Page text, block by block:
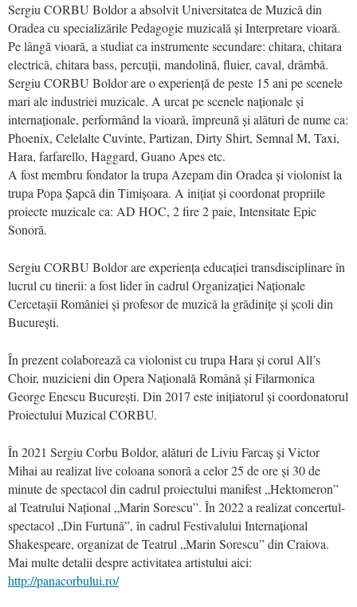
Sergiu CORBU Boldor a absolvit Universitatea de Muzică din
Oradea cu specializările Pedagogie muzicală și Interpretare vioară.
Pe lângă vioară, a studiat ca instrumente secundare: chitara, chitara
electrică, chitara bass, percuții, mandolină, fluier, caval, drâmbă.
Sergiu CORBU Boldor are o experiență de peste 15 ani pe scenele
mari ale industriei muzicale. A urcat pe scenele naționale și
internaționale, performând la vioară, împreună și alături de nume ca:
Phoenix, Celelalte Cuvinte, Partizan, Dirty Shirt, Semnal M, Taxi,
Hara, farfarello, Haggard, Guano Apes etc.
A fost membru fondator la trupa Azepam din Oradea și violonist la
trupa Popa Șapcă din Timișoara. A inițiat și coordonat propriile
proiecte muzicale ca: AD HOC, 2 fire 2 paie, Intensitate Epic
Sonoră.
Sergiu CORBU Boldor are experiența educației transdisciplinare în
lucrul cu tinerii: a fost lider în cadrul Organizației Naționale
Cercetașii României și profesor de muzică la grădinițe și școli din
București.
În prezent colaborează ca violonist cu trupa Hara și corul All’s
Choir, muzicieni din Opera Națională Română și Filarmonica
George Enescu București. Din 2017 este inițiatorul și coordonatorul
Proiectului Muzical CORBU.
În 2021 Sergiu Corbu Boldor, alături de Liviu Farcaș și Victor
Mihai au realizat live coloana sonoră a celor 25 de ore și 30 de
minute de spectacol din cadrul proiectului manifest „Hektomeron”
al Teatrului Național „Marin Sorescu”. În 2022 a realizat concertul-
spectacol „Din Furtună”, în cadrul Festivalului Internațional
Shakespeare, organizat de Teatrul „Marin Sorescu” din Craiova.
Mai multe detalii despre activitatea artistului aici:
http://panacorbului.ro/